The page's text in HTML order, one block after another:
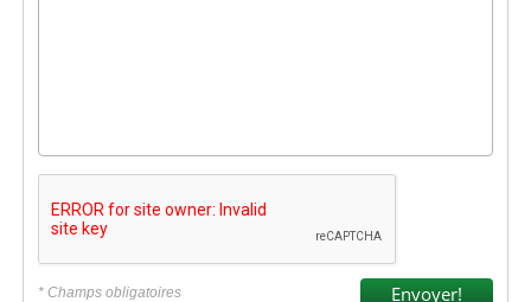
* Champs obligatoires